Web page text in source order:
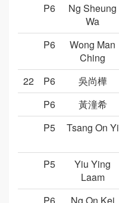
P6
Ng Sheung
Wa
P6
Wong Man
Ching
22
P6 吳尚樺
P6
黃潼希
P5
Tsang On Yi
P5
Yiu Ying
Laam
P6 Ng On Kei